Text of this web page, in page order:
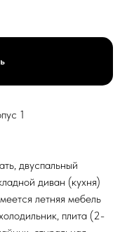
1
двуспальный
диван (кухня)
летняя мебель
плита (2-